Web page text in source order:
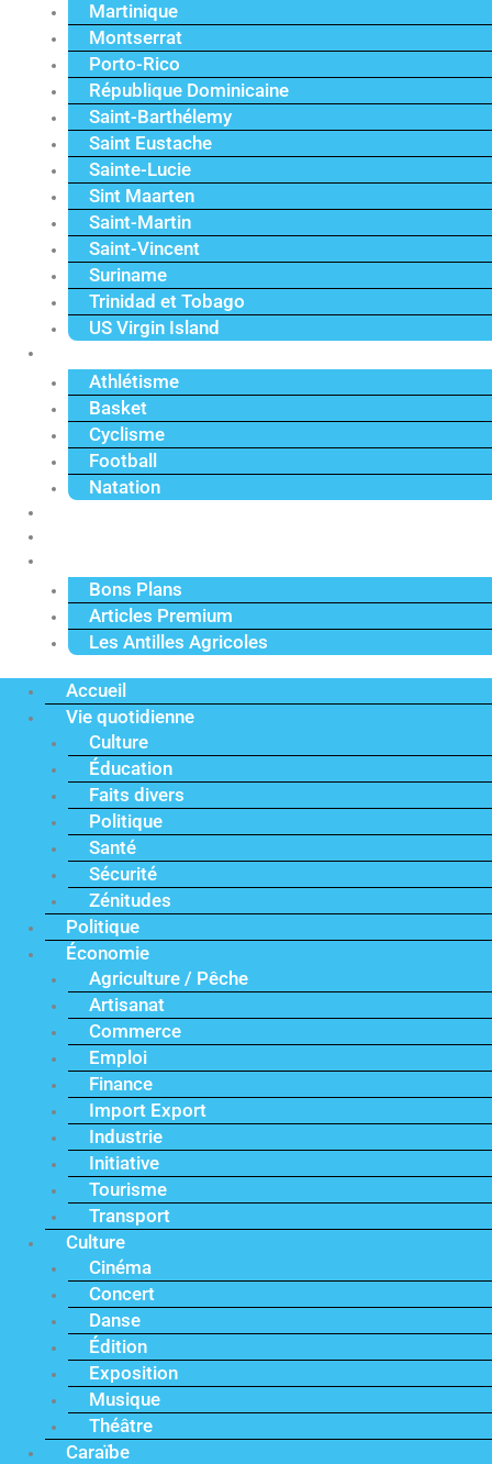
Martinique
Montserrat
Porto-Rico
République Dominicaine
Saint-Barthélemy
Saint Eustache
Sainte-Lucie
Sint Maarten
Saint-Martin
Saint-Vincent
Suriname
Trinidad et Tobago
US Virgin Island
Athlétisme
Basket
Cyclisme
Football
Natation
Bons Plans
Articles Premium
Les Antilles Agricoles
Accueil
Vie quotidienne
Culture
Éducation
Faits divers
Politique
Santé
Sécurité
Zénitudes
Politique
Économie
Agriculture / Pêche
Artisanat
Commerce
Emploi
Finance
Import Export
Industrie
Initiative
Tourisme
Transport
Culture
Cinéma
Concert
Danse
Édition
Exposition
Musique
Théâtre
Caraïbe